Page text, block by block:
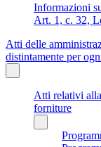
Informazioni
Art. 1, c. 32,
Atti delle
distintamente per
Atti relativi
forniture